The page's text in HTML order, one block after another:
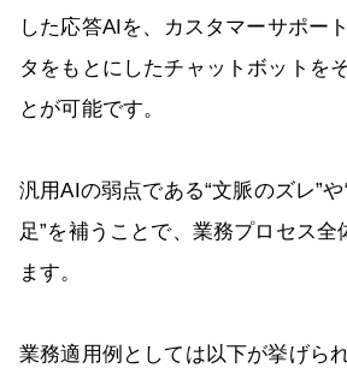
した応答AIを、カスタマーサポー
タをもとにしたチャットボットを
とが可能です。
汎用AIの弱点である“文脈のズレ”
足”を補うことで、業務プロセス全
ます。
業務適用例としては以下が挙げられ